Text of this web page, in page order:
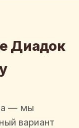
Диадок
— мы
вариант